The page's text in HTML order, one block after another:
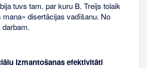
tuvs tam. par kuru B. Treijs tolaik
disertācijas vadīšanu. No
izmantošanas efektivitāti